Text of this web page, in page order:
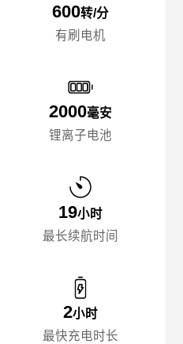
600转/分
有刷电机
2000毫安
锂离子电池
19小时
最长续航时间
2小时
最快充电时长